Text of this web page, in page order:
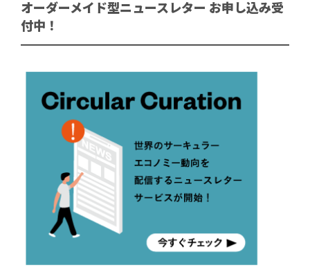
オーダーメイド型ニュースレター お申し込み受
付中！